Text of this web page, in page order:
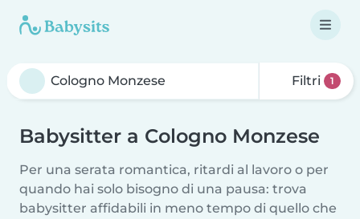
Filtri 1
Babysitter a Cologno Monzese
Per una serata romantica, ritardi al lavoro o per
quando hai solo bisogno di una pausa: trova
babysitter affidabili in meno tempo di quello che